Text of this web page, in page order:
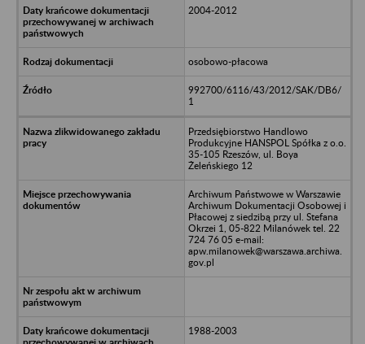
2004-2012
osobowo-płacowa
992700/6116/43/2012/SAK/DB6/
1
Przedsiębiorstwo Handlowo
Produkcyjne HANSPOL Spółka z o.o.
35-105 Rzeszów, ul. Boya
Żeleńskiego 12
Archiwum Państwowe w Warszawie
Archiwum Dokumentacji Osobowej i
Płacowej z siedzibą przy ul. Stefana
Okrzei 1, 05-822 Milanówek tel. 22
724 76 05 e-mail:
apw.milanowek@warszawa.archiwa.
gov.pl
1988-2003